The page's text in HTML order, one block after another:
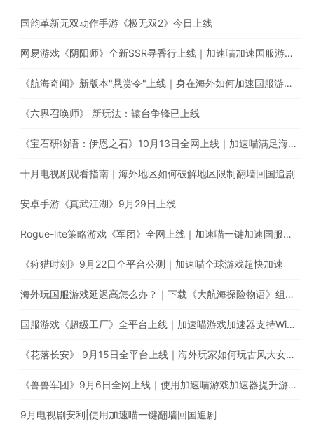
国韵革新无双动作手游《极无双2》今日上线
网易游戏《阴阳师》全新SSR寻香行上线｜加速喵加速国服游戏，全网最快！
《航海奇闻》新版本"悬赏令"上线｜身在海外如何加速国服游戏？
《六界召唤师》 新玩法：辕台争锋已上线
《宝石研物语：伊恩之石》10月13日全网上线｜加速喵满足海外玩家的加速需求
十月电视剧观看指南｜海外地区如何破解地区限制翻墙回国追剧
安卓手游《真武江湖》9月29日上线
Rogue-lite策略游戏《军团》全网上线｜加速喵一键加速国服游戏
《狩猎时刻》9月22日全平台公测｜加速喵全球游戏超快加速
海外玩国服游戏延迟高怎么办？｜下载《大航海探险物语》组建超强航海队
国服游戏《超级工厂》全平台上线｜加速喵游戏加速器支持Window、iOS、Android多平台使用
《花落长安》 9月15日全平台上线｜海外玩家如何玩古风大女主养成手游
《兽兽军团》9月6日全网上线｜使用加速喵游戏加速器提升游戏体验
9月电视剧安利|使用加速喵一键翻墙回国追剧